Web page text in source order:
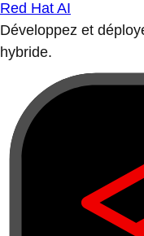
Red Hat AI
Développez et
hybride.